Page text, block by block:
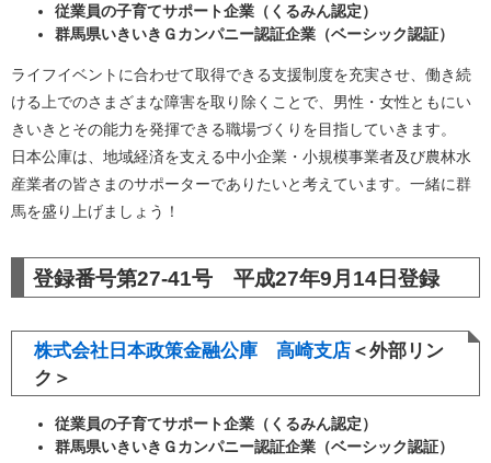
従業員の子育てサポート企業（くるみん認定）
群馬県いきいきＧカンパニー認証企業（ベーシック認証）
ライフイベントに合わせて取得できる支援制度を充実させ、働き続
ける上でのさまざまな障害を取り除くことで、男性・女性ともにい
きいきとその能力を発揮できる職場づくりを目指していきます。
日本公庫は、地域経済を支える中小企業・小規模事業者及び農林水
産業者の皆さまのサポーターでありたいと考えています。一緒に群
馬を盛り上げましょう！
登録番号第27-41号 平成27年9月14日登録
株式会社日本政策金融公庫 高崎支店 ＜外部リン
ク＞
従業員の子育てサポート企業（くるみん認定）
群馬県いきいきＧカンパニー認証企業（ベーシック認証）